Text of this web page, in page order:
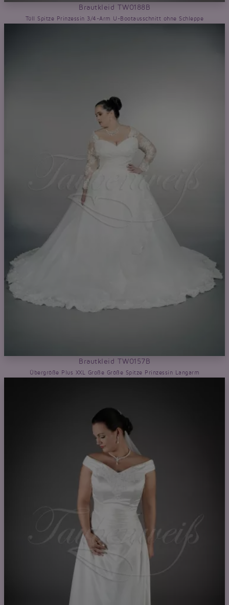
Brautkleid TW0188B
Tüll Spitze Prinzessin 3/4-Arm U-Bootausschnitt ohne Schleppe
Brautkleid TW0157B
Übergröße Plus XXL Große Größe Spitze Prinzessin Langarm